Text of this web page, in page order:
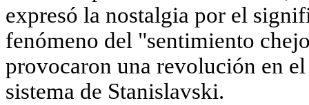
expresó la nostalgia por el
fenómeno del "sentimiento
provocaron una revolución en
sistema de Stanislavski.